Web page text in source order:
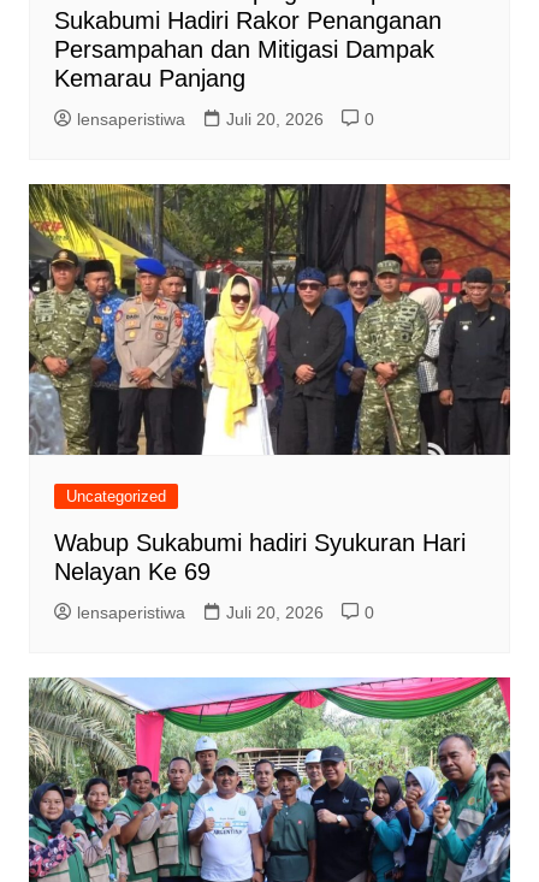
Sukabumi Hadiri Rakor Penanganan
Persampahan dan Mitigasi Dampak
Kemarau Panjang
lensaperistiwa Juli 20, 2026 0
Uncategorized
Wabup Sukabumi hadiri Syukuran Hari
Nelayan Ke 69
lensaperistiwa Juli 20, 2026 0